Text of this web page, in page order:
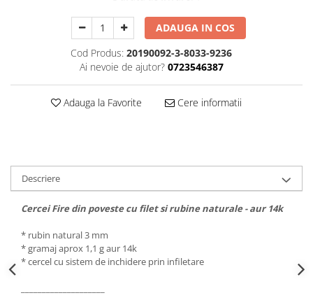
ADAUGA IN COS
Cod Produs: 20190092-3-8033-9236
Ai nevoie de ajutor? 0723546387
Adauga la Favorite Cere informatii
Descriere
Cercei Fire din poveste cu filet si rubine naturale - aur 14k
* rubin natural 3 mm
* gramaj aprox 1,1 g aur 14k
* cercel cu sistem de inchidere prin infiletare